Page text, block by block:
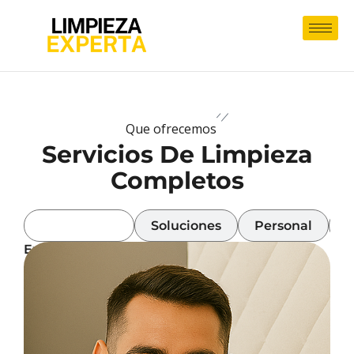
Que ofrecemos
Servicios De Limpieza
Completos
Soluciones Personal
Experiencia